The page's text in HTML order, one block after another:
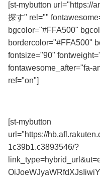
[st-mybutton url="https://
探す" rel=""
bgcolor="#FFA500"
bordercolor="#FFA500"
fontsize="90"
fontawesome_after="fa-
ref="on"]
[st-mybutton
url="https://
1c39b1.c3893546/?